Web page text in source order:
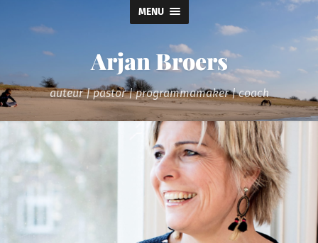
MENU
Arjan Broers
auteur | pastor | programmamaker | coach